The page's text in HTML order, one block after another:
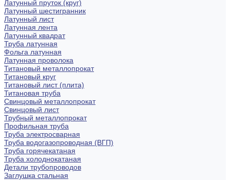
Латунный пруток (круг)
Латунный шестигранник
Латунный лист
Латунная лента
Латунный квадрат
Труба латунная
Фольга латунная
Латунная проволока
Титановый металлопрокат
Титановый круг
Титановый лист (плита)
Титановая труба
Свинцовый металлопрокат
Свинцовый лист
Трубный металлопрокат
Профильная труба
Труба электросварная
Труба водогазопроводная (ВГП)
Труба горячекатаная
Труба холоднокатаная
Детали трубопроводов
Заглушка стальная